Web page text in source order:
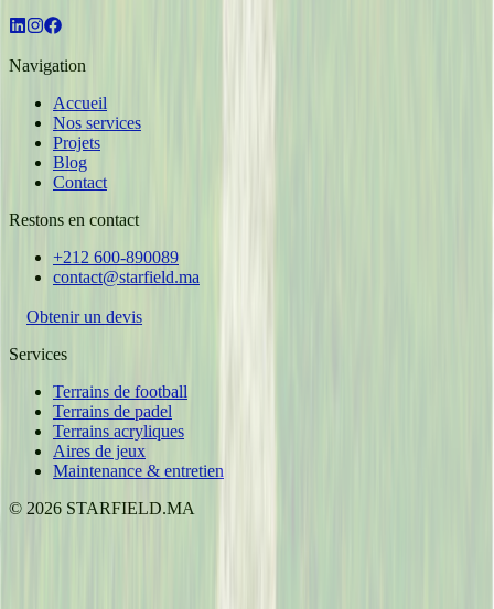
Navigation
Accueil
Nos services
Projets
Blog
Contact
Restons en contact
+212 600-890089
contact@starfield.ma
Obtenir un devis
Services
Terrains de football
Terrains de padel
Terrains acryliques
Aires de jeux
Maintenance & entretien
© 2026 STARFIELD.MA